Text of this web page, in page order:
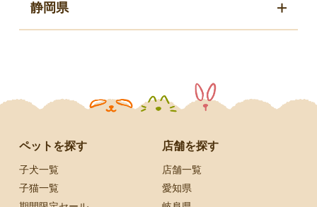
静岡県
ペットを探す
子犬一覧
子猫一覧
店舗を探す
店舗一覧
愛知県